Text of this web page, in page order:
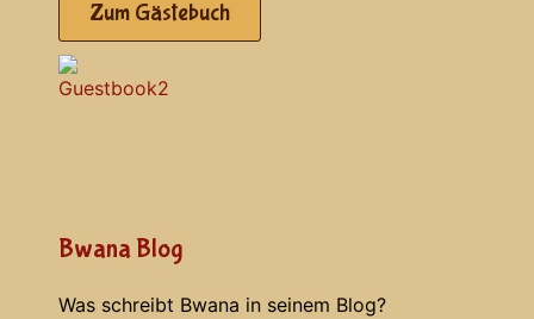
Zum Gästebuch
Bwana Blog
Was schreibt Bwana in seinem Blog?